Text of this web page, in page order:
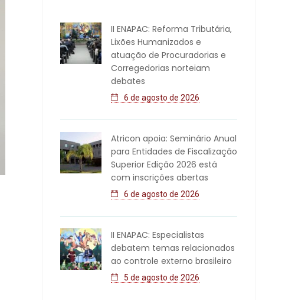
II ENAPAC: Reforma Tributária,
Lixões Humanizados e
atuação de Procuradorias e
Corregedorias norteiam
debates
6 de agosto de 2026
Atricon apoia: Seminário Anual
para Entidades de Fiscalização
Superior Edição 2026 está
com inscrições abertas
6 de agosto de 2026
II ENAPAC: Especialistas
debatem temas relacionados
ao controle externo brasileiro
5 de agosto de 2026